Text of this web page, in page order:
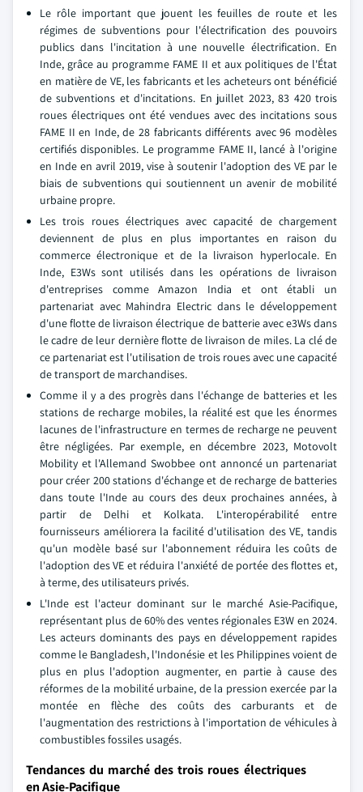
Le rôle important que jouent les feuilles de route et les
régimes de subventions pour l'électrification des pouvoirs
publics dans l'incitation à une nouvelle électrification. En
Inde, grâce au programme FAME II et aux politiques de l'État
en matière de VE, les fabricants et les acheteurs ont bénéficié
de subventions et d'incitations. En juillet 2023, 83 420 trois
roues électriques ont été vendues avec des incitations sous
FAME II en Inde, de 28 fabricants différents avec 96 modèles
certifiés disponibles. Le programme FAME II, lancé à l'origine
en Inde en avril 2019, vise à soutenir l'adoption des VE par le
biais de subventions qui soutiennent un avenir de mobilité
urbaine propre.
Les trois roues électriques avec capacité de chargement
deviennent de plus en plus importantes en raison du
commerce électronique et de la livraison hyperlocale. En
Inde, E3Ws sont utilisés dans les opérations de livraison
d'entreprises comme Amazon India et ont établi un
partenariat avec Mahindra Electric dans le développement
d'une flotte de livraison électrique de batterie avec e3Ws dans
le cadre de leur dernière flotte de livraison de miles. La clé de
ce partenariat est l'utilisation de trois roues avec une capacité
de transport de marchandises.
Comme il y a des progrès dans l'échange de batteries et les
stations de recharge mobiles, la réalité est que les énormes
lacunes de l'infrastructure en termes de recharge ne peuvent
être négligées. Par exemple, en décembre 2023, Motovolt
Mobility et l'Allemand Swobbee ont annoncé un partenariat
pour créer 200 stations d'échange et de recharge de batteries
dans toute l'Inde au cours des deux prochaines années, à
partir de Delhi et Kolkata. L'interopérabilité entre
fournisseurs améliorera la facilité d'utilisation des VE, tandis
qu'un modèle basé sur l'abonnement réduira les coûts de
l'adoption des VE et réduira l'anxiété de portée des flottes et,
à terme, des utilisateurs privés.
L'Inde est l'acteur dominant sur le marché Asie-Pacifique,
représentant plus de 60% des ventes régionales E3W en 2024.
Les acteurs dominants des pays en développement rapides
comme le Bangladesh, l'Indonésie et les Philippines voient de
plus en plus l'adoption augmenter, en partie à cause des
réformes de la mobilité urbaine, de la pression exercée par la
montée en flèche des coûts des carburants et de
l'augmentation des restrictions à l'importation de véhicules à
combustibles fossiles usagés.
Tendances du marché des trois roues électriques
en Asie-Pacifique